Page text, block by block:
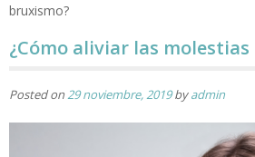
bruxismo?
¿Cómo aliviar las
Posted on29 noviembre, 2019byadmin